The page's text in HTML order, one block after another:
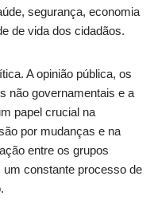
segurança, economia
de vida dos cidadãos.
A opinião pública, os
não governamentais e a
papel crucial na
por mudanças e na
entre os grupos
constante processo de